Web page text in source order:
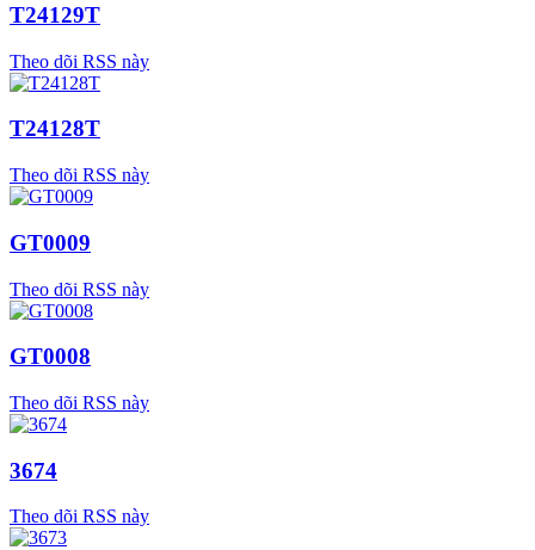
T24129T
Theo dõi RSS này
T24128T
Theo dõi RSS này
GT0009
Theo dõi RSS này
GT0008
Theo dõi RSS này
3674
Theo dõi RSS này